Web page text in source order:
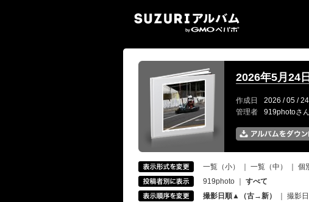
2026年5月24
作成日 2026 / 05 / 24
管理者
919photoさん
一覧（小） 一覧（中） 個
919photo
すべて
撮影日順▲（古→新）
撮影